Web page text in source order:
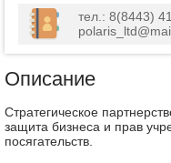
тел.: 8(8443)
Описание
Стратегическое
защита бизнеса и прав
посягательств.